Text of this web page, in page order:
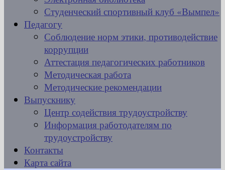
Студенческий спортивный клуб «Вымпел»
Педагогу
Соблюдение норм этики, противодействие
коррупции
Аттестация педагогических работников
Методическая работа
Методические рекомендации
Выпускнику
Центр содействия трудоустройству
Информация работодателям по
трудоустройству
Контакты
Карта сайта